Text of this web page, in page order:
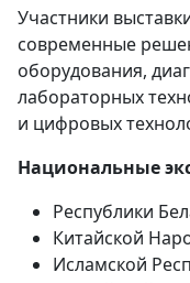
Участники
современные
оборудования,
лабораторных
и цифровых
Национальные
Республики
Китайской
Исламской